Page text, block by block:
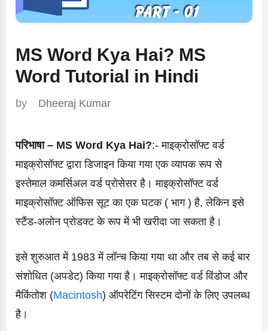
MS Word Kya Hai? MS
Word Tutorial in Hindi
by Dheeraj Kumar
परिभाषा – MS Word Kya Hai?:- माइक्रोसॉफ्ट वर्ड
माइक्रोसॉफ्ट द्वारा डिजाइन किया गया एक व्यापक रूप से
इस्तेमाल कमर्सिअल वर्ड प्रोसेसर है। माइक्रोसॉफ्ट वर्ड
माइक्रोसॉफ़्ट ऑफिस सूट का एक घटक ( भाग ) है, लेकिन इसे
स्टैंड-अलोन प्रोडक्ट के रूप में भी खरीदा जा सकता है।
इसे शुरुआत में 1983 में लॉन्च किया गया था और तब से कई बार
संशोधित (अपडेट) किया गया है। माइक्रोसॉफ्ट वर्ड विंडोज और
मैकिंतोश (Macintosh) ऑपरेटिंग सिस्टम दोनों के लिए उपलब्ध
है।